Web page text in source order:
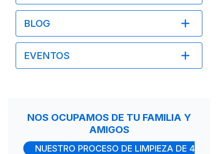
BLOG
EVENTOS
NOS OCUPAMOS DE TU FAMILIA Y
AMIGOS
NUESTRO PROCESO DE LIMPIEZA DE 4